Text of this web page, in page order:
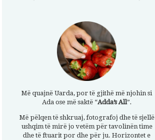
Më quajnë Uarda, por të gjithë më njohin si
Ada ose më saktë “Adda’s All”.
Më pëlqen të shkruaj, fotografoj dhe të sjellë
ushqim të mirë jo vetëm për tavolinën time
dhe të ftuarit por dhe për ju. Horizontet e